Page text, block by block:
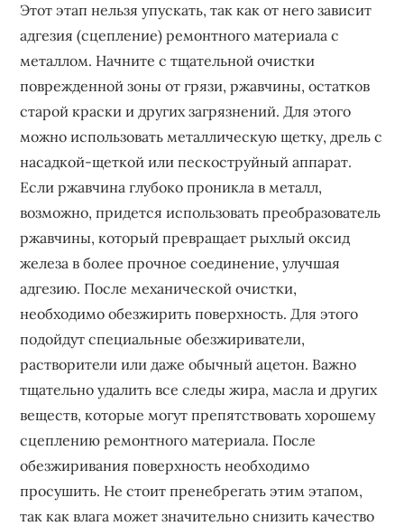
Этот этап нельзя упускать, так как от него зависит
адгезия (сцепление) ремонтного материала с
металлом. Начните с тщательной очистки
поврежденной зоны от грязи, ржавчины, остатков
старой краски и других загрязнений. Для этого
можно использовать металлическую щетку, дрель с
насадкой-щеткой или пескоструйный аппарат.
Если ржавчина глубоко проникла в металл,
возможно, придется использовать преобразователь
ржавчины, который превращает рыхлый оксид
железа в более прочное соединение, улучшая
адгезию. После механической очистки,
необходимо обезжирить поверхность. Для этого
подойдут специальные обезжириватели,
растворители или даже обычный ацетон. Важно
тщательно удалить все следы жира, масла и других
веществ, которые могут препятствовать хорошему
сцеплению ремонтного материала. После
обезжиривания поверхность необходимо
просушить. Не стоит пренебрегать этим этапом,
так как влага может значительно снизить качество